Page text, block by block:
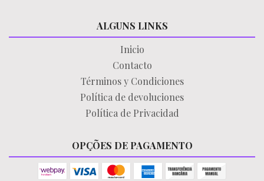
ALGUNS LINKS
Inicio
Contacto
Términos y Condiciones
Política de devoluciones
Política de Privacidad
OPÇÕES DE PAGAMENTO